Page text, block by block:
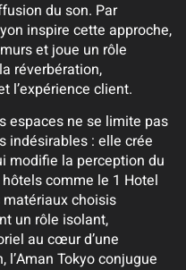
du son. Par
inspire cette approche,
et joue un rôle
réverbération,
l’expérience client.
espaces ne se limite pas
indésirables : elle crée
modifie la perception du
comme le 1 Hotel
matériaux choisis
un rôle isolant,
au cœur d’une
Tokyo conjugue